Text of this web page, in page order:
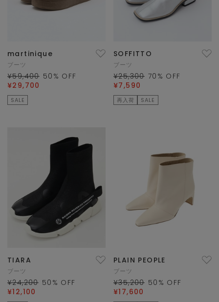
martinique
ブーツ
¥59,400 50 % OFF
¥29,700
SALE
SOFFITTO
ブーツ
¥25,300 70 % OFF
¥7,590
再入荷 SALE
TIARA
ブーツ
¥24,200 50 % OFF
¥12,100
PLAIN PEOPLE
ブーツ
¥35,200 50 % OFF
¥17,600